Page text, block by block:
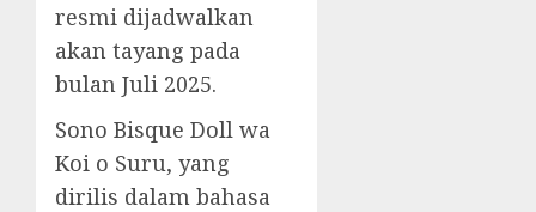
resmi dijadwalkan
akan tayang pada
bulan Juli 2025.
Sono Bisque Doll wa
Koi o Suru, yang
dirilis dalam bahasa